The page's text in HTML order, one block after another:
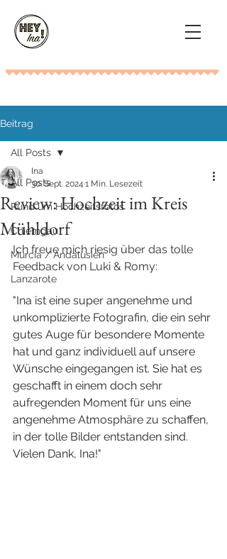
Beitrag
All Posts
Rund um Hochzeitsfotos
Chiemgau
Murcia / Andalusien
Lanzarote
All Posts
Review: Hochzeit im Kreis
Mühldorf
Ina
30. Sept. 2024 1 Min. Lesezeit
Ich freue mich riesig über das tolle
Feedback von Luki & Romy:
"Ina ist eine super angenehme und
unkomplizierte Fotografin, die ein sehr
gutes Auge für besondere Momente
hat und ganz individuell auf unsere
Wünsche eingegangen ist. Sie hat es
geschafft in einem doch sehr
aufregenden Moment für uns eine
angenehme Atmosphäre zu schaffen,
in der tolle Bilder entstanden sind.
Vielen Dank, Ina!"